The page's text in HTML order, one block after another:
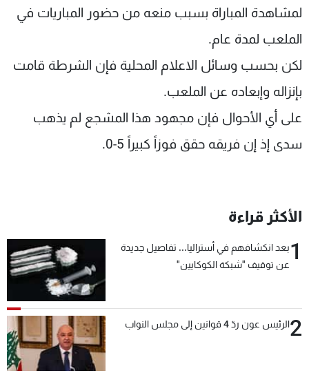
لمشاهدة المباراة بسبب منعه من حضور المباريات في
الملعب لمدة عام.
لكن بحسب وسائل الاعلام المحلية فإن الشرطة قامت
بإنزاله وإبعاده عن الملعب.
على أي الأحوال فإن مجهود هذا المشجع لم يذهب
سدى إذ إن فريقه حقق فوزاً كبيراً 5-0.
الأكثر قراءة
1بعد انكشافهم في أستراليا... تفاصيل جديدة
عن توقيف "شبكة الكوكايين"
2الرئيس عون ردّ 4 قوانين إلى مجلس النواب
البرامج
جدول البرامج
شاهد البرامج
الترددات
عن MTV
وظائف